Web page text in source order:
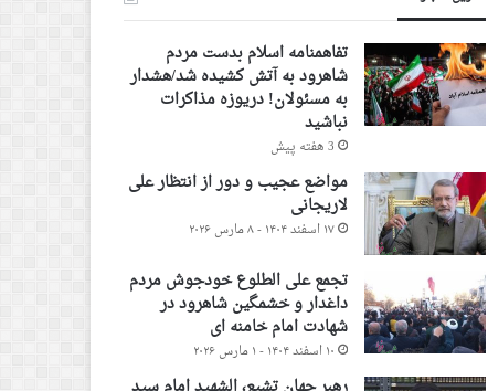
تفاهمنامه اسلام بدست مردم
شاهرود به آتش کشیده شد/هشدار
به مسئولان! دریوزه مذاکرات
نباشید
3 هفته پیش
مواضع عجیب و دور از انتظار علی
لاریجانی
۱۷ اسفند ۱۴۰۴ - ۸ مارس ۲۰۲۶
تجمع علی الطلوع خودجوش مردم
داغدار و خشمگین شاهرود در
شهادت امام خامنه ای
۱۰ اسفند ۱۴۰۴ - ۱ مارس ۲۰۲۶